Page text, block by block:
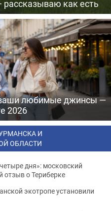
как есть
любимые джинсы —
2026
И
ОБЛАСТИ
дня»: московский
отзыв о Териберке
экотропе установили